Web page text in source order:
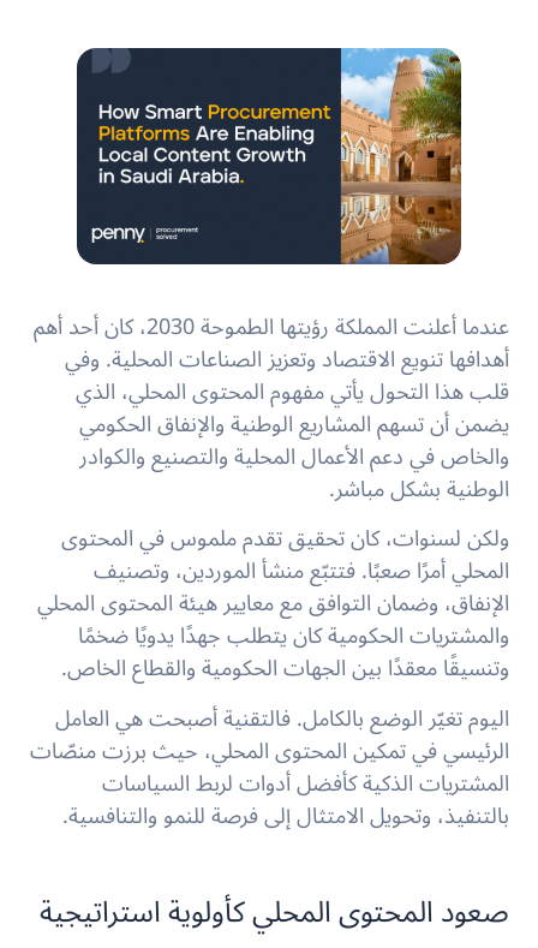
عندما أعلنت المملكة رؤيتها الطموحة 2030، كان أحد أهم
أهدافها تنويع الاقتصاد وتعزيز الصناعات المحلية. وفي
قلب هذا التحول يأتي مفهوم المحتوى المحلي، الذي
يضمن أن تسهم المشاريع الوطنية والإنفاق الحكومي
والخاص في دعم الأعمال المحلية والتصنيع والكوادر
الوطنية بشكل مباشر.
ولكن لسنوات، كان تحقيق تقدم ملموس في المحتوى
المحلي أمرًا صعبًا. فتتبّع منشأ الموردين، وتصنيف
الإنفاق، وضمان التوافق مع معايير هيئة المحتوى المحلي
والمشتريات الحكومية كان يتطلب جهدًا يدويًا ضخمًا
وتنسيقًا معقدًا بين الجهات الحكومية والقطاع الخاص.
اليوم تغيّر الوضع بالكامل. فالتقنية أصبحت هي العامل
الرئيسي في تمكين المحتوى المحلي، حيث برزت منصّات
المشتريات الذكية كأفضل أدوات لربط السياسات
بالتنفيذ، وتحويل الامتثال إلى فرصة للنمو والتنافسية.
صعود المحتوى المحلي كأولوية استراتيجية